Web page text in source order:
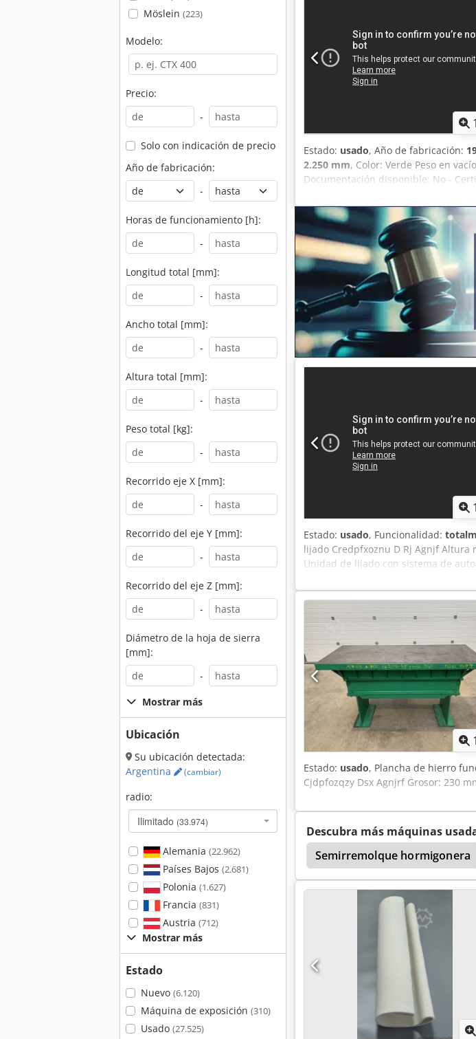
Möslein (223)
Modelo:
Precio:
-
Solo con indicación de precio
Año de fabricación:
-
Horas de funcionamiento [h]:
-
Longitud total [mm]:
-
Ancho total [mm]:
-
Altura total [mm]:
-
Peso total [kg]:
-
Recorrido eje X [mm]:
-
Recorrido del eje Y [mm]:
-
Recorrido del eje Z [mm]:
-
Diámetro de la hoja de sierra
[mm]:
-
Mostrar más
Ubicación
Su ubicación detectada:
Argentina
(cambiar)
radio:
Ilimitado (33.974)
Alemania (22.962)
Países Bajos (2.681)
Polonia (1.627)
Francia (831)
Austria (712)
Mostrar más
Estado
Nuevo (6.120)
Máquina de exposición (310)
Usado (27.525)
1
Estado: usado, Año de fabricación:
2.250 mm, Color: Verde Peso en
Documentación disponible: No -
transporte: 1800 mm x 2250 mm x
Paquetes de transporte [unidades]:
IVA/Régimen de recargo del IVA: El
usados posibles en cualquier
Lukas van Rossum
1
Estado: usado, Funcionalidad:
lijado Credpfxoznu D Rj Agnjf Altura
Unidad de lijado con sistema de
ángulo de la unidad Unidad de
Motor de avance de 0,74 kW
1
Estado: usado, Plancha de hierro
Cjdpfozqzy Dsx Agnjrf Grosor: 230
Descubra más máquinas
Semirremolque hormigonera
Lijadora Timeserver Rehnen Amoladora